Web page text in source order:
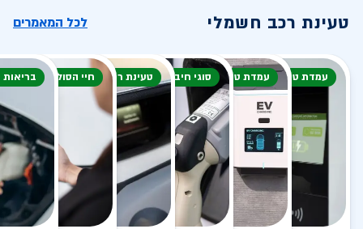
טעינת רכב חשמלי לכל המאמרים
עמדת טעינה עמדת טעינה סוגי חיבור טעינת רכב חשמליחיי הסוללה